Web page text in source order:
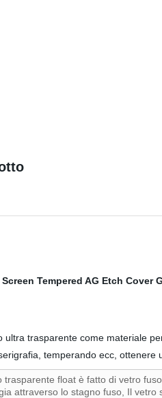
ultra trasparente come materiale
temperando ecc, ottenere
trasparente float è fatto di vetro
attraverso lo stagno fuso, Il